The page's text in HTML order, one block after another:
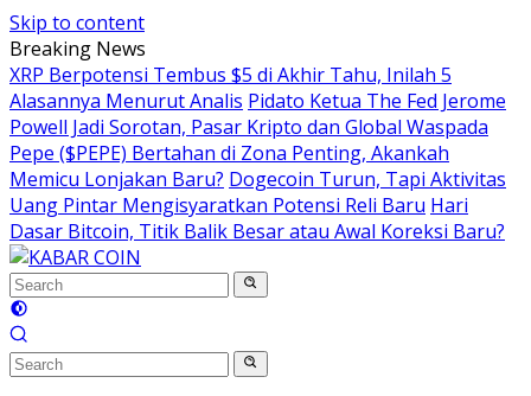
Skip to content
Breaking News
XRP Berpotensi Tembus $5 di Akhir Tahu, Inilah 5
Alasannya Menurut Analis Pidato Ketua The Fed Jerome
Powell Jadi Sorotan, Pasar Kripto dan Global Waspada
Pepe ($PEPE) Bertahan di Zona Penting, Akankah
Memicu Lonjakan Baru? Dogecoin Turun, Tapi Aktivitas
Uang Pintar Mengisyaratkan Potensi Reli Baru Hari
Dasar Bitcoin, Titik Balik Besar atau Awal Koreksi Baru?